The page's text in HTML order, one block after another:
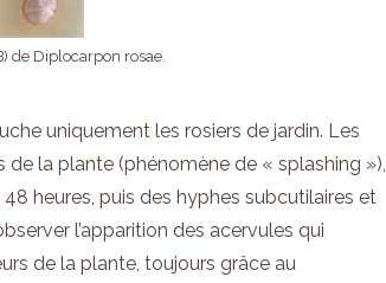
de Diplocarpon rosae.
uniquement les rosiers de jardin. Les
de la plante (phénomène de « splashing »),
heures, puis des hyphes subcutilaires et
l’apparition des acervules qui
de la plante, toujours grâce au